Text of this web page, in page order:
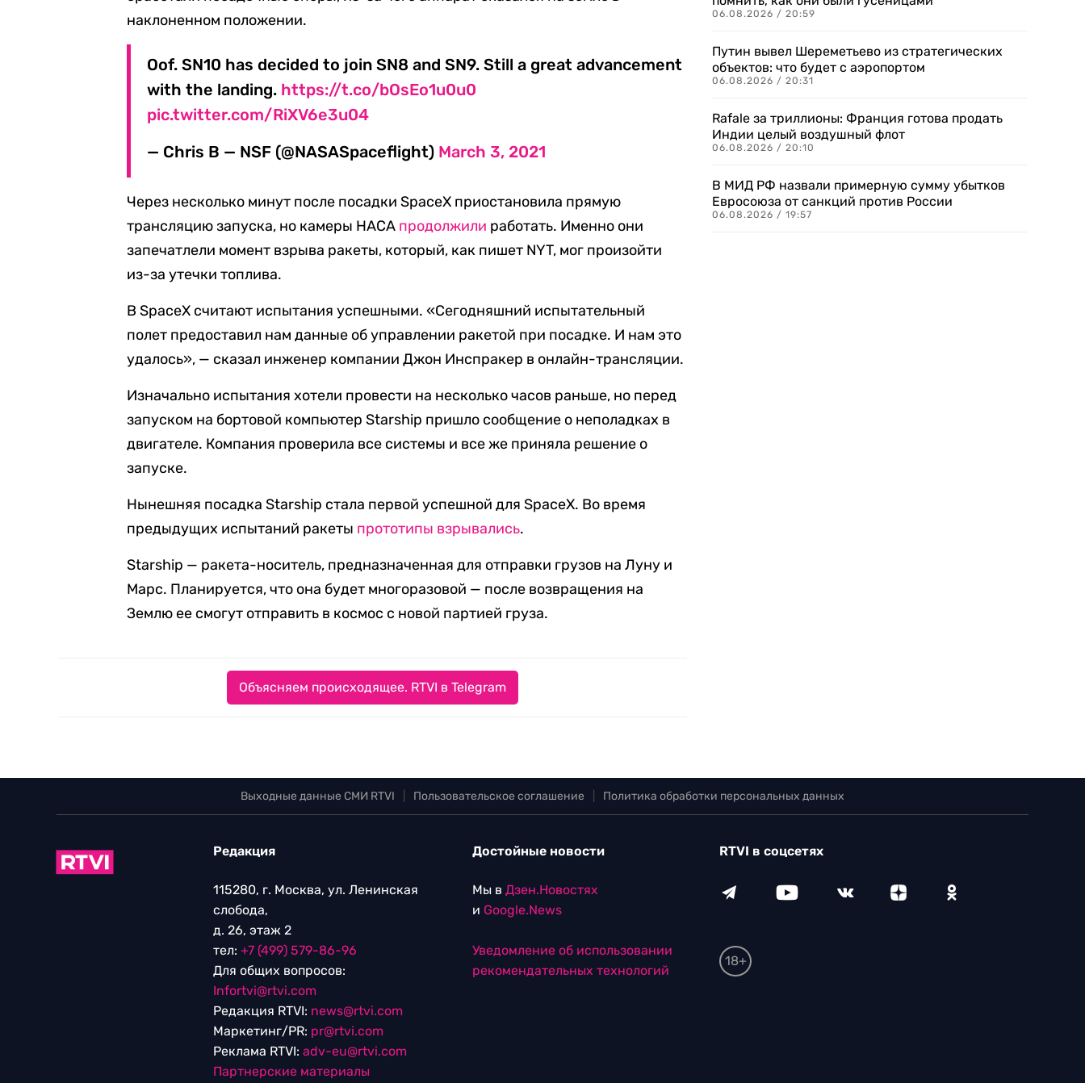
наклоненном положении.
Oof. SN10 has decided to join SN8 and SN9. Still a great advancement
with the landing. https://t.co/bOsEo1u0u0
pic.twitter.com/RiXV6e3u04
— Chris B — NSF (@NASASpaceflight) March 3, 2021
Через несколько минут после посадки SpaceX приостановила прямую
трансляцию запуска, но камеры НАСА продолжили работать. Именно они
запечатлели момент взрыва ракеты, который, как пишет NYT, мог произойти
из-за утечки топлива.
В SpaceX считают испытания успешными. «Сегодняшний испытательный
полет предоставил нам данные об управлении ракетой при посадке. И нам это
удалось», — сказал инженер компании Джон Инспракер в онлайн-трансляции.
Изначально испытания хотели провести на несколько часов раньше, но перед
запуском на бортовой компьютер Starship пришло сообщение о неполадках в
двигателе. Компания проверила все системы и все же приняла решение о
запуске.
Нынешняя посадка Starship стала первой успешной для SpaceX. Во время
предыдущих испытаний ракеты прототипы взрывались.
Starship — ракета-носитель, предназначенная для отправки грузов на Луну и
Марс. Планируется, что она будет многоразовой — после возвращения на
Землю ее смогут отправить в космос с новой партией груза.
Объясняем происходящее. RTVI в Telegram
06.08.2026 / 20:59
Путин вывел Шереметьево из стратегических
объектов: что будет с аэропортом
06.08.2026 / 20:31
Rafale за триллионы: Франция готова продать
Индии целый воздушный флот
06.08.2026 / 20:10
В МИД РФ назвали примерную сумму убытков
Евросоюза от санкций против России
06.08.2026 / 19:57
Выходные данные СМИ RTVI Пользовательское соглашение Политика обработки персональных данных
Редакция
115280, г. Москва, ул. Ленинская
слобода,
д. 26, этаж 2
тел: +7 (499) 579-86-96
Для общих вопросов:
Infortvi@rtvi.com
Редакция RTVI: news@rtvi.com
Маркетинг/PR: pr@rtvi.com
Реклама RTVI: adv-eu@rtvi.com
Партнерские материалы
Достойные новости
Мы в Дзен.Новостях
и Google.News
Уведомление об использовании
рекомендательных технологий
RTVI в соцсетях
18+